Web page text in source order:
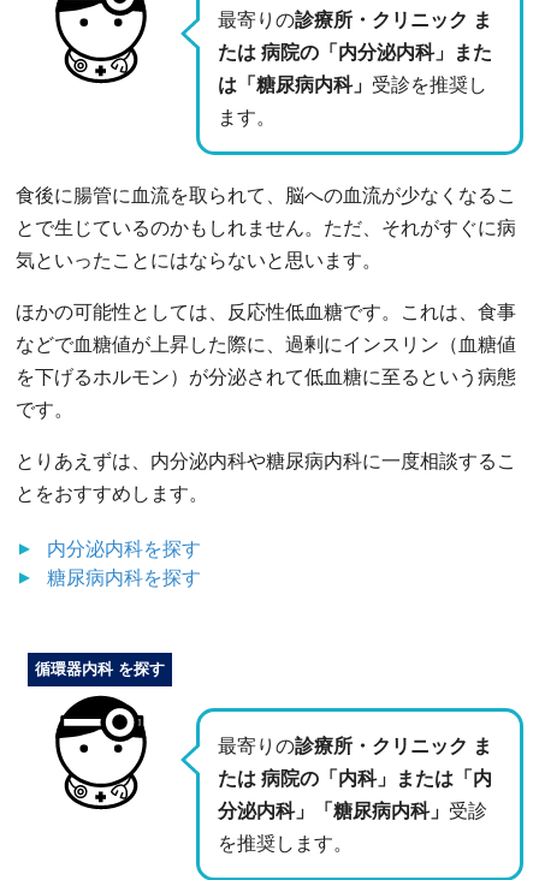
最寄りの診療所・クリニック ま
たは 病院の「内分泌内科」また
は「糖尿病内科」 受診を推奨し
ます。
食後に腸管に血流を取られて、脳への血流が少なくなるこ
とで生じているのかもしれません。ただ、それがすぐに病
気といったことにはならないと思います。
ほかの可能性としては、反応性低血糖です。これは、食事
などで血糖値が上昇した際に、過剰にインスリン（血糖値
を下げるホルモン）が分泌されて低血糖に至るという病態
です。
とりあえずは、内分泌内科や糖尿病内科に一度相談するこ
とをおすすめします。
内分泌内科を探す
糖尿病内科を探す
最寄りの診療所・クリニック ま
たは 病院の「内科」または「内
分泌内科」「糖尿病内科」 受診
を推奨します。
循環器内科 を探す